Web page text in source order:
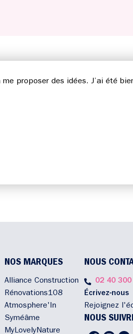
proposer des idées. J’ai été
NOS MARQUES
Alliance Construction
Rénovations108
Atmosphere'In
Syméâme
MyLovelyNature
NOUS
02 40
Écrivez-nous
Rejoignez
NOUS